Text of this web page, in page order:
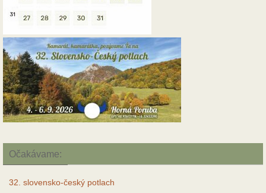
Očakávame:
32. slovensko-český potlach